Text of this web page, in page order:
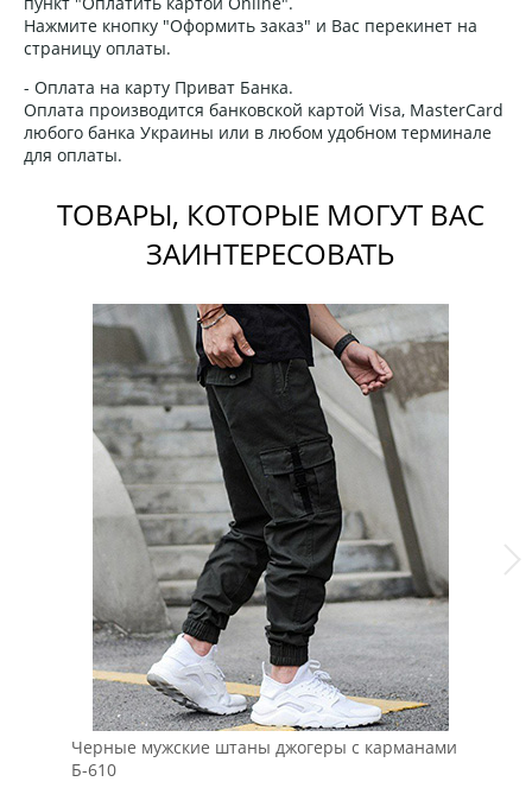
Нажмите кнопку "Оформить заказ" и Вас перекинет на
страницу оплаты.
- Оплата на карту Приват Банка.
Оплата производится банковской картой Visa, MasterCard
любого банка Украины или в любом удобном терминале
для оплаты.
ТОВАРЫ, КОТОРЫЕ МОГУТ ВАС
ЗАИНТЕРЕСОВАТЬ
Черные мужские штаны джогеры с карманами
Б-610